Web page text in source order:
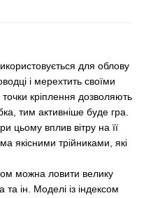
для облову
і мерехтить своїми
кріплення дозволяють
тим активніше буде гра.
цьому вплив вітру на її
якісними трійниками, які
можна ловити велику
та ін. Моделі із індексом